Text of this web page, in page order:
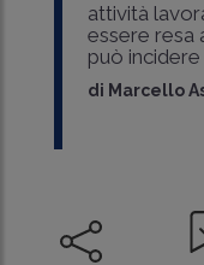
attività
essere resa
può incidere
di Marcello